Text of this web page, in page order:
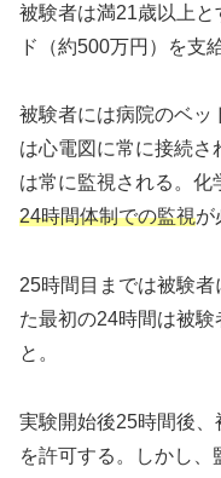
被験者は満21歳以上
ド（約500万円）を支
被験者には病院のベッ
は心電図に常に接続さ
は常に監視される。化
24時間体制での監視が
25時間目までは被験
た最初の24時間は被
と。
実験開始後25時間後
を許可する。しかし